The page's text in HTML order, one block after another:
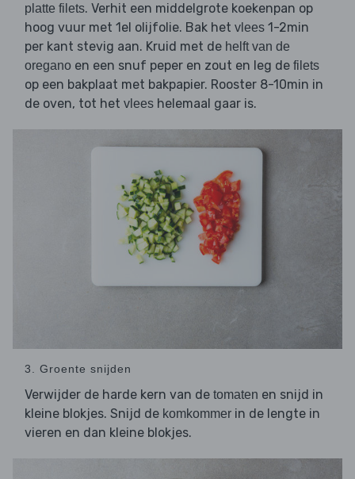
platte filets. Verhit een middelgrote koekenpan op
hoog vuur met 1el olijfolie. Bak het vlees 1-2min
per kant stevig aan. Kruid met de helft van de
oregano en een snuf peper en zout en leg de filets
op een bakplaat met bakpapier. Rooster 8-10min in
de oven, tot het vlees helemaal gaar is.
3. Groente snijden
Verwijder de harde kern van de tomaten en snijd in
kleine blokjes. Snijd de komkommer in de lengte in
vieren en dan kleine blokjes.